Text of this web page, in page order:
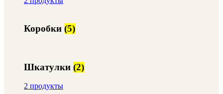
Коробки (5)
Шкатулки (2)
2 продукты